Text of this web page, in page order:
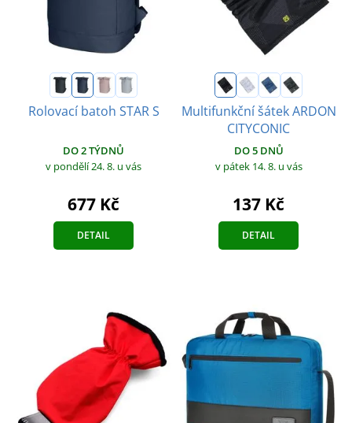
Rolovací batoh STAR S
DO 2 TÝDNŮ
v pondělí 24. 8. u vás
677 Kč
DETAIL
Multifunkční šátek ARDON
CITYCONIC
DO 5 DNŮ
v pátek 14. 8. u vás
137 Kč
DETAIL